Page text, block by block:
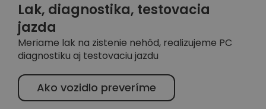
Lak, diagnostika, testovacia
jazda
Meriame lak na zistenie nehôd, realizujeme PC
diagnostiku aj testovaciu jazdu
Ako vozidlo preveríme